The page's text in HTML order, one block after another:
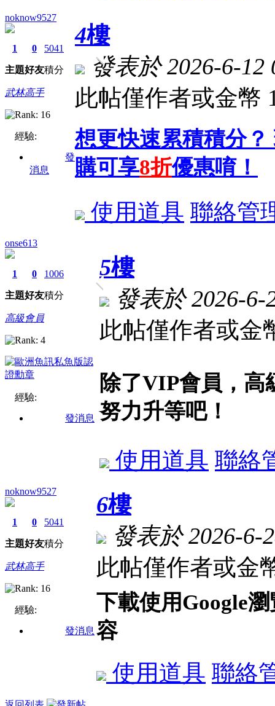
noknow9527
1
主題
0
好友
5041
積分
武林高手
經驗:
發
消息
4樓
發表於 2026-6-12
此帖僅作者或金幣
想更快速累積積分
購可享8折優惠唷！
使用道具 聯絡管
onse613
1
主題
0
好友
1006
積分
高級會員
經驗:
發消息
5樓
發表於 2026-6-
此帖僅作者或金
除了VIP會員，高
努力升等吧！
使用道具 聯絡
noknow9527
1
主題
0
好友
5041
積分
武林高手
經驗:
發消息
6樓
發表於 2026-6-
此帖僅作者或金
下載使用Google
容
使用道具 聯絡